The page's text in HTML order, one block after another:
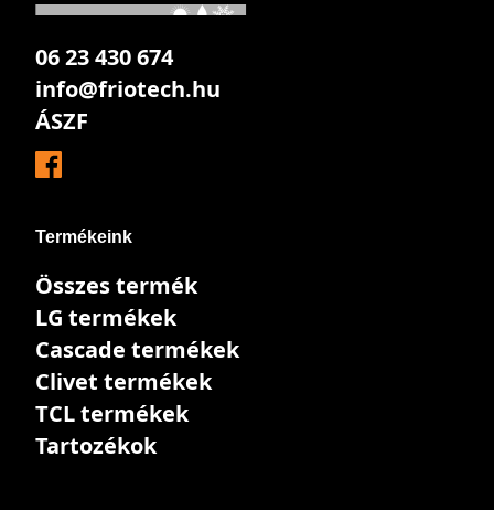
06 23 430 674
info@friotech.hu
ÁSZF
Termékeink
Összes termék
LG termékek
Cascade termékek
Clivet termékek
TCL termékek
Tartozékok